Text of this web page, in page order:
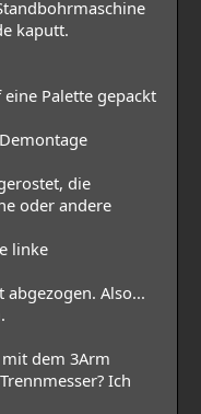
kaputt.
Palette gepackt
die
oder andere
linke
Also...
dem 3Arm
Ich